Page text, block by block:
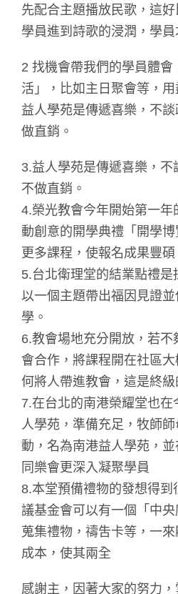
先配合主題播放民歌，這
學員進到詩歌的浸潤，學員
2 找機會帶我們的學員體會
活」，比如主日聚會等，
益人學苑是傳遞喜樂，不
做直銷。
3.益人學苑是傳遞喜樂，不
不做直銷。
4.榮光教會今年開始第一年
動創意的開學典禮「開學
更多課程，使報名成果豐碩
5.台北衛理堂的結業點禮是
以一個主題帶出福因見證
學。
6.教會場地充分開放，若
會合作，將課程開在社區
何將人帶進教會，這是終級
7.在台北的南港榮耀堂也在
人學苑，準備充足，牧師
動，名為南港益人學苑，
同樂會更深入凝聚學員
8.本堂預備禮物的發想得到
議基金會可以有一個「中
蒐集禮物，禱吿卡等，一
成本，使其兩全
感謝主，因著大家的努力